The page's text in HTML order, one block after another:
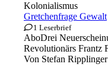
Kolonialismus
Gretchenfrage Gewalt
1 Leserbrief
AboDrei
Revolutionärs Frantz
Von Stefan Ripplinger